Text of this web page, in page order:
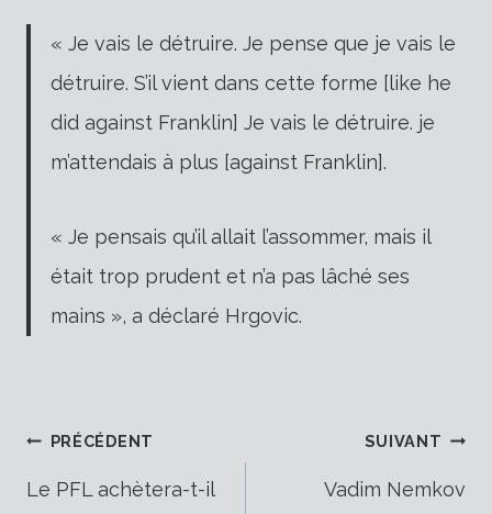
« Je vais le détruire. Je pense que je vais le
détruire. S’il vient dans cette forme [like he
did against Franklin] Je vais le détruire. je
m’attendais à plus [against Franklin].
« Je pensais qu’il allait l’assommer, mais il
était trop prudent et n’a pas lâché ses
mains », a déclaré Hrgovic.
Navigation
PRÉCÉDENT
Le PFL achètera-t-il
SUIVANT
Vadim Nemkov